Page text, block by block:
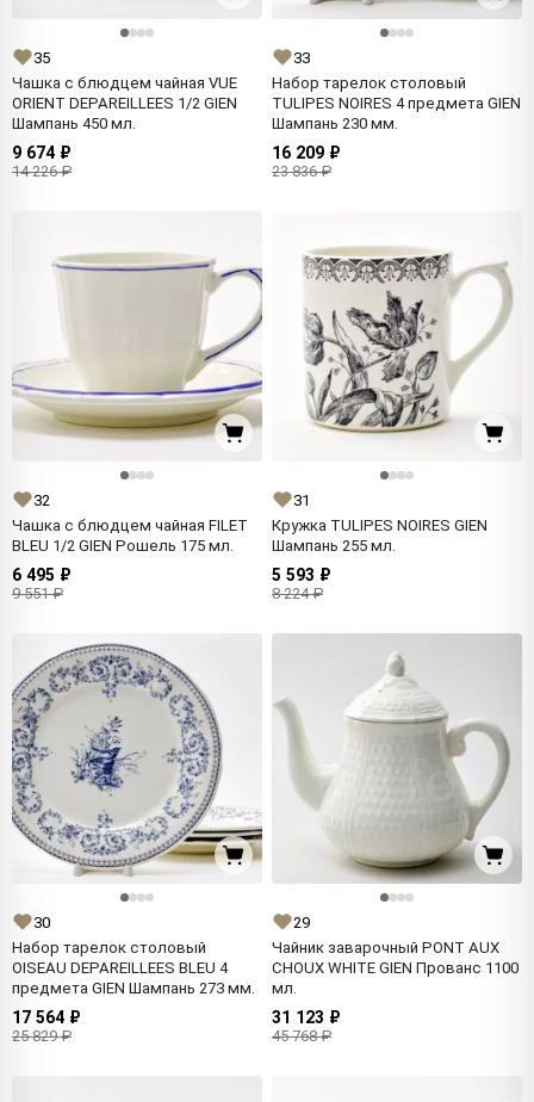
35
Чашка с блюдцем чайная VUE
ORIENT DEPAREILLEES 1/2 GIEN
Шампань 450 мл.
9 674 ₽
14 226 ₽
33
Набор тарелок столовый
TULIPES NOIRES 4 предмета GIEN
Шампань 230 мм.
16 209 ₽
23 836 ₽
32
Чашка с блюдцем чайная FILET
BLEU 1/2 GIEN Рошель 175 мл.
6 495 ₽
9 551 ₽
31
Кружка TULIPES NOIRES GIEN
Шампань 255 мл.
5 593 ₽
8 224 ₽
30
Набор тарелок столовый
OISEAU DEPAREILLEES BLEU 4
предмета GIEN Шампань 273 мм.
17 564 ₽
25 829 ₽
29
Чайник заварочный PONT AUX
CHOUX WHITE GIEN Прованс 1100
мл.
31 123 ₽
45 768 ₽